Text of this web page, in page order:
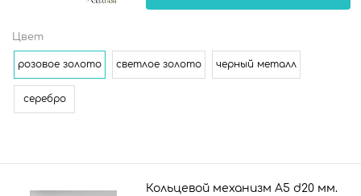
Цвет
розовое золото светлое золото черный металл
серебро
Кольцевой механизм А5 d20 мм.